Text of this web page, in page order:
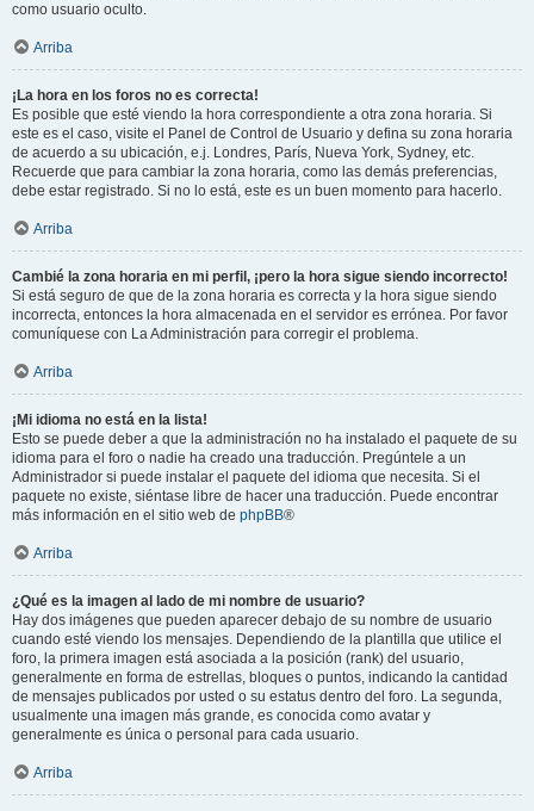
como usuario oculto.
Arriba
¡La hora en los foros no es correcta!
Es posible que esté viendo la hora correspondiente a otra zona horaria. Si
este es el caso, visite el Panel de Control de Usuario y defina su zona horaria
de acuerdo a su ubicación, e.j. Londres, París, Nueva York, Sydney, etc.
Recuerde que para cambiar la zona horaria, como las demás preferencias,
debe estar registrado. Si no lo está, este es un buen momento para hacerlo.
Arriba
Cambié la zona horaria en mi perfil, ¡pero la hora sigue siendo incorrecto!
Si está seguro de que de la zona horaria es correcta y la hora sigue siendo
incorrecta, entonces la hora almacenada en el servidor es errónea. Por favor
comuníquese con La Administración para corregir el problema.
Arriba
¡Mi idioma no está en la lista!
Esto se puede deber a que la administración no ha instalado el paquete de su
idioma para el foro o nadie ha creado una traducción. Pregúntele a un
Administrador si puede instalar el paquete del idioma que necesita. Si el
paquete no existe, siéntase libre de hacer una traducción. Puede encontrar
más información en el sitio web de phpBB®
Arriba
¿Qué es la imagen al lado de mi nombre de usuario?
Hay dos imágenes que pueden aparecer debajo de su nombre de usuario
cuando esté viendo los mensajes. Dependiendo de la plantilla que utilice el
foro, la primera imagen está asociada a la posición (rank) del usuario,
generalmente en forma de estrellas, bloques o puntos, indicando la cantidad
de mensajes publicados por usted o su estatus dentro del foro. La segunda,
usualmente una imagen más grande, es conocida como avatar y
generalmente es única o personal para cada usuario.
Arriba